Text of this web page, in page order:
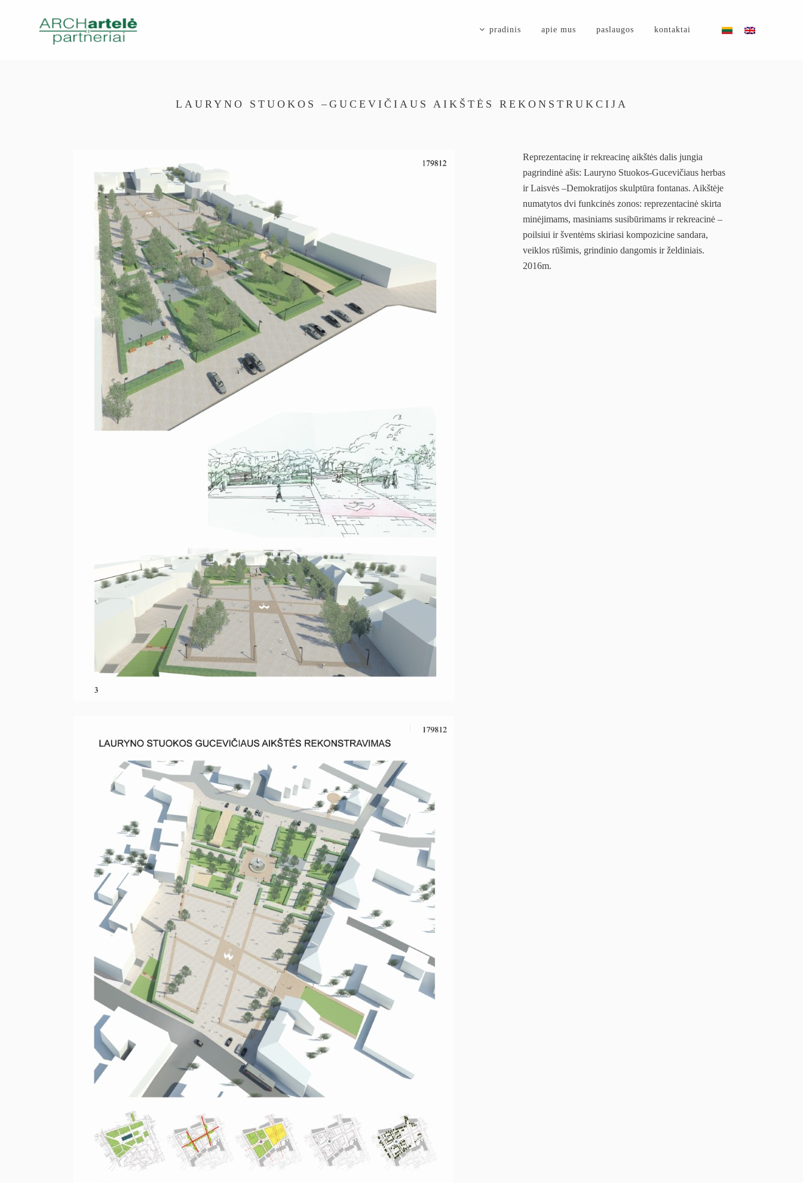
pradinis apie mus paslaugos kontaktai
LAURYNO STUOKOS –GUCEVIČIAUS AIKŠTĖS REKONSTRUKCIJA
Reprezentacinę ir rekreacinę aikštės dalis jungia
pagrindinė ašis: Lauryno Stuokos-Gucevičiaus herbas
ir Laisvės –Demokratijos skulptūra fontanas. Aikštėje
numatytos dvi funkcinės zonos: reprezentacinė skirta
minėjimams, masiniams susibūrimams ir rekreacinė –
poilsiui ir šventėms skiriasi kompozicine sandara,
veiklos rūšimis, grindinio dangomis ir želdiniais.
2016m.